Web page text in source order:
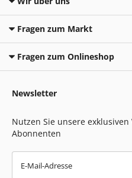
Fragen zum Markt
Fragen zum Onlineshop
Newsletter
Nutzen Sie unsere
Abonnenten
E-Mail-Adresse